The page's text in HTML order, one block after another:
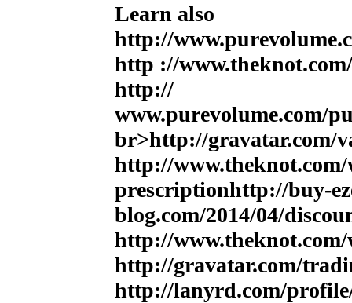
Learn also
http://
http ://
http://
www.purevolume.com/
br>http://gravatar.com/
http://
prescriptionhttp://buy-
blog.com/2014/04/
http://
http://gravatar.com/
http://lanyrd.com/